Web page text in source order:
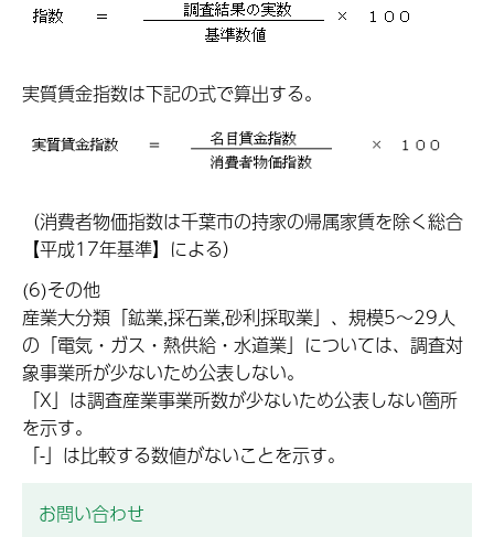
実質賃金指数は下記の式で算出する。
（消費者物価指数は千葉市の持家の帰属家賃を除く総合
【平成17年基準】による）
(6)その他
産業大分類「鉱業,採石業,砂利採取業」、規模5～29人
の「電気・ガス・熱供給・水道業」については、調査対
象事業所が少ないため公表しない。
「X」は調査産業事業所数が少ないため公表しない箇所
を示す。
「-」は比較する数値がないことを示す。
お問い合わせ